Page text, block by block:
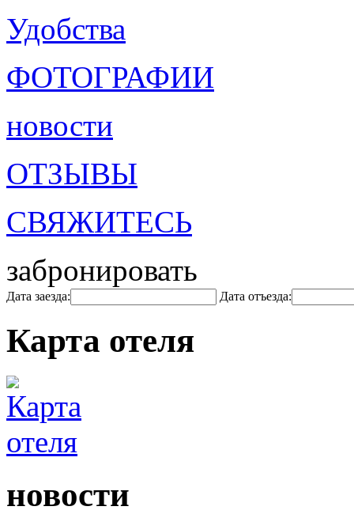
Удобства
ФОТОГРАФИИ
новости
ОТЗЫВЫ
СВЯЖИТЕСЬ
забронировать
Дата заезда: Дата отъезда:
Карта отеля
новости